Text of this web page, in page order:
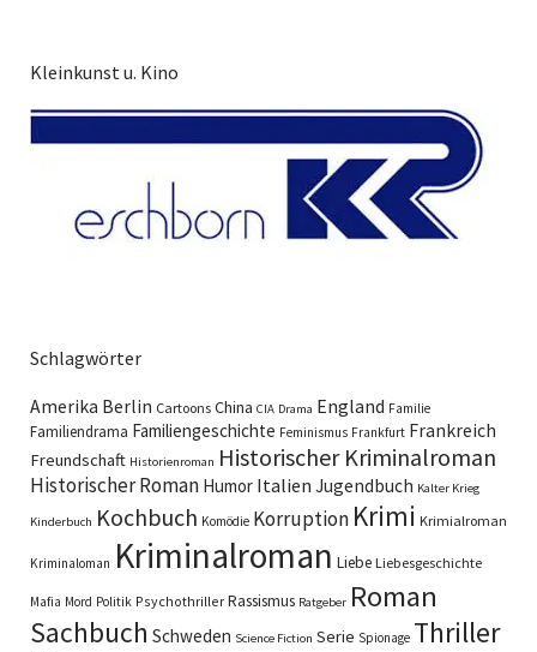
Kleinkunst u. Kino
Schlagwörter
Amerika Berlin Cartoons China CIA Drama England Familie
Familiendrama Familiengeschichte Feminismus Frankfurt Frankreich
Freundschaft Historienroman Historischer Kriminalroman
Historischer Roman Humor Italien Jugendbuch Kalter Krieg
Kinderbuch Kochbuch Komödie Korruption Krimi Krimialroman
Kriminaloman Kriminalroman Liebe Liebesgeschichte
Mafia Mord Politik Psychothriller Rassismus Ratgeber Roman
Sachbuch Schweden Science Fiction Serie Spionage Thriller